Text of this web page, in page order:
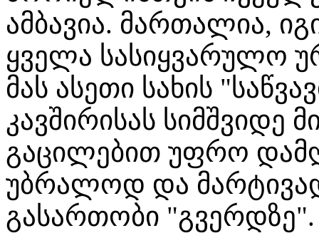
ამბავია. მართალია,
ყველა სასიყვარულო
მას ასეთი სახის
კავშირისას სიმშვიდე
გაცილებით უფრო
უბრალოდ და
გასართობი "გვერდზე".